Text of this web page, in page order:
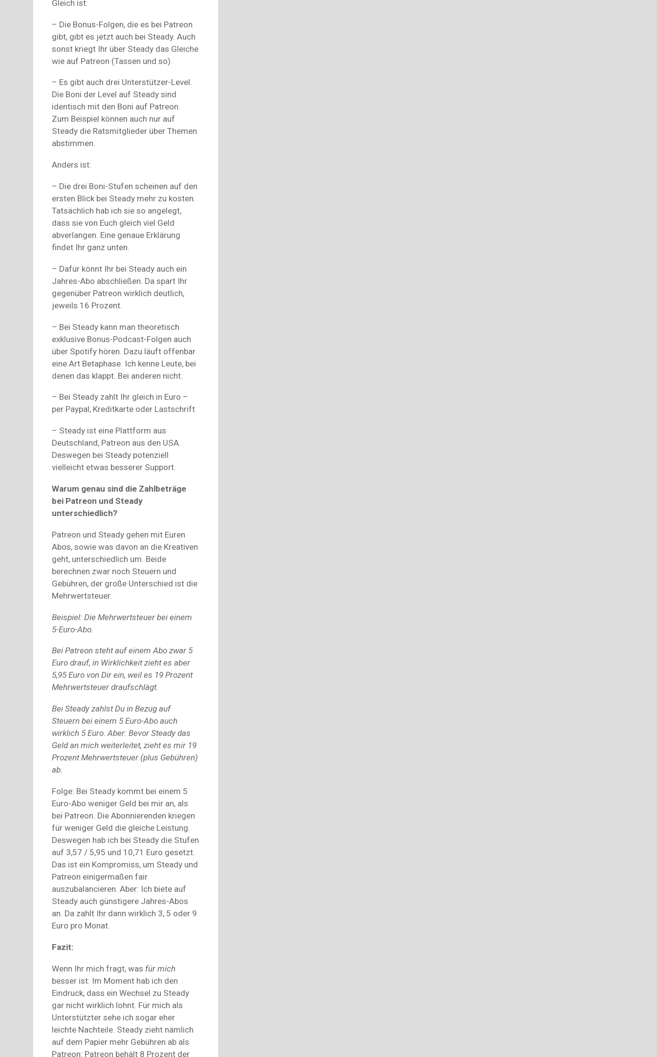
Gleich ist:
– Die Bonus-Folgen, die es bei Patreon
gibt, gibt es jetzt auch bei Steady. Auch
sonst kriegt Ihr über Steady das Gleiche
wie auf Patreon (Tassen und so).
– Es gibt auch drei Unterstützer-Level.
Die Boni der Level auf Steady sind
identisch mit den Boni auf Patreon.
Zum Beispiel können auch nur auf
Steady die Ratsmitglieder über Themen
abstimmen.
Anders ist:
– Die drei Boni-Stufen scheinen auf den
ersten Blick bei Steady mehr zu kosten.
Tatsächlich hab ich sie so angelegt,
dass sie von Euch gleich viel Geld
abverlangen. Eine genaue Erklärung
findet Ihr ganz unten.
– Dafür könnt Ihr bei Steady auch ein
Jahres-Abo abschließen. Da spart Ihr
gegenüber Patreon wirklich deutlich,
jeweils 16 Prozent.
– Bei Steady kann man theoretisch
exklusive Bonus-Podcast-Folgen auch
über Spotify hören. Dazu läuft offenbar
eine Art Betaphase. Ich kenne Leute, bei
denen das klappt. Bei anderen nicht.
– Bei Steady zahlt Ihr gleich in Euro –
per Paypal, Kreditkarte oder Lastschrift
– Steady ist eine Plattform aus
Deutschland, Patreon aus den USA.
Deswegen bei Steady potenziell
vielleicht etwas besserer Support.
Warum genau sind die Zahlbeträge
bei Patreon und Steady
unterschiedlich?
Patreon und Steady gehen mit Euren
Abos, sowie was davon an die Kreativen
geht, unterschiedlich um. Beide
berechnen zwar noch Steuern und
Gebühren, der große Unterschied ist die
Mehrwertsteuer.
Beispiel: Die Mehrwertsteuer bei einem
5-Euro-Abo.
Bei Patreon steht auf einem Abo zwar 5
Euro drauf, in Wirklichkeit zieht es aber
5,95 Euro von Dir ein, weil es 19 Prozent
Mehrwertsteuer draufschlägt.
Bei Steady zahlst Du in Bezug auf
Steuern bei einem 5 Euro-Abo auch
wirklich 5 Euro. Aber: Bevor Steady das
Geld an mich weiterleitet, zieht es mir 19
Prozent Mehrwertsteuer (plus Gebühren)
ab.
Folge: Bei Steady kommt bei einem 5
Euro-Abo weniger Geld bei mir an, als
bei Patreon. Die Abonnierenden kriegen
für weniger Geld die gleiche Leistung.
Deswegen hab ich bei Steady die Stufen
auf 3,57 / 5,95 und 10,71 Euro gesetzt.
Das ist ein Kompromiss, um Steady und
Patreon einigermaßen fair
auszubalancieren. Aber: Ich biete auf
Steady auch günstigere Jahres-Abos
an. Da zahlt Ihr dann wirklich 3, 5 oder 9
Euro pro Monat.
Fazit:
Wenn Ihr mich fragt, was für mich
besser ist: Im Moment hab ich den
Eindruck, dass ein Wechsel zu Steady
gar nicht wirklich lohnt. Für mich als
Unterstützter sehe ich sogar eher
leichte Nachteile. Steady zieht nämlich
auf dem Papier mehr Gebühren ab als
Patreon: Patreon behält 8 Prozent der